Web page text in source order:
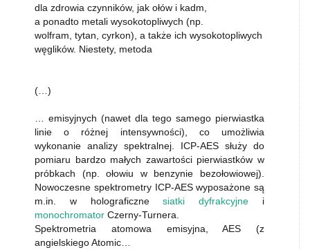
dla zdrowia czynników, jak ołów i kadm,
a ponadto metali wysokotopliwych (np.
wolfram, tytan, cyrkon), a także ich wysokotopliwych
węglików. Niestety, metoda
(…)
… emisyjnych (nawet dla tego samego pierwiastka
linie o różnej intensywności), co umożliwia
wykonanie analizy spektralnej. ICP-AES służy do
pomiaru bardzo małych zawartości pierwiastków w
próbkach (np. ołowiu w benzynie bezołowiowej).
Nowoczesne spektrometry ICP-AES wyposażone są
m.in. w holograficznesiatki dyfrakcyjne i
monochromator Czerny-Turnera.
Spektrometria atomowa emisyjna, AES (z
angielskiego Atomic…